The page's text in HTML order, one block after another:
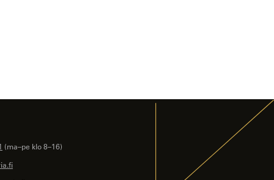
(ma–pe klo 8–16)